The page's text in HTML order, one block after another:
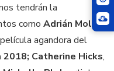
tendrán la
como Adrián Molina,
agandora del
2018; Catherine Hicks,